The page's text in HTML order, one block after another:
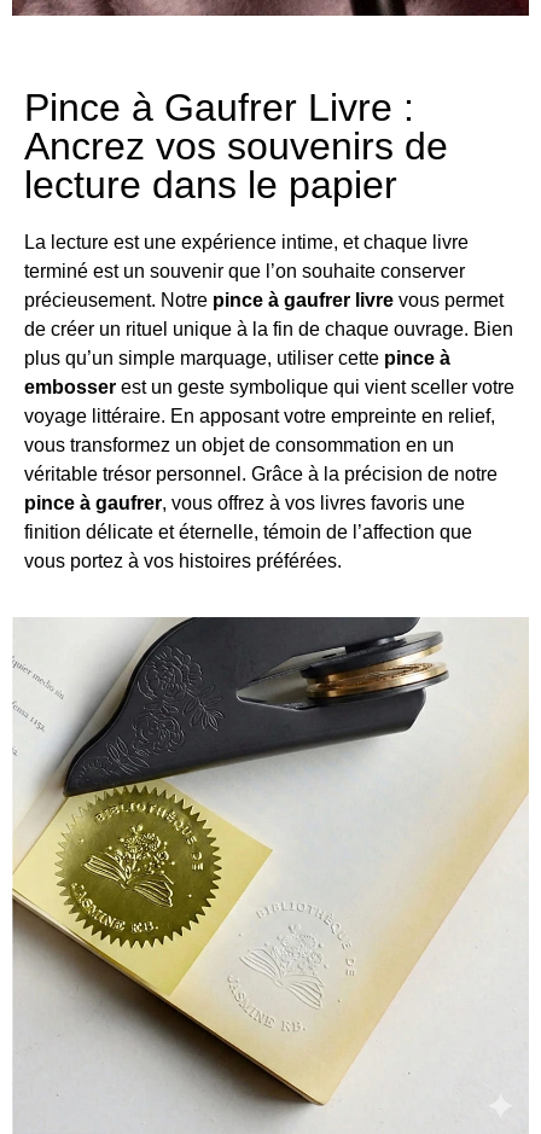
Pince à Gaufrer Livre :
Ancrez vos souvenirs de
lecture dans le papier
La lecture est une expérience intime, et chaque livre
terminé est un souvenir que l’on souhaite conserver
précieusement. Notre pince à gaufrer livre vous permet
de créer un rituel unique à la fin de chaque ouvrage. Bien
plus qu’un simple marquage, utiliser cette pince à
embosser est un geste symbolique qui vient sceller votre
voyage littéraire. En apposant votre empreinte en relief,
vous transformez un objet de consommation en un
véritable trésor personnel. Grâce à la précision de notre
pince à gaufrer, vous offrez à vos livres favoris une
finition délicate et éternelle, témoin de l’affection que
vous portez à vos histoires préférées.